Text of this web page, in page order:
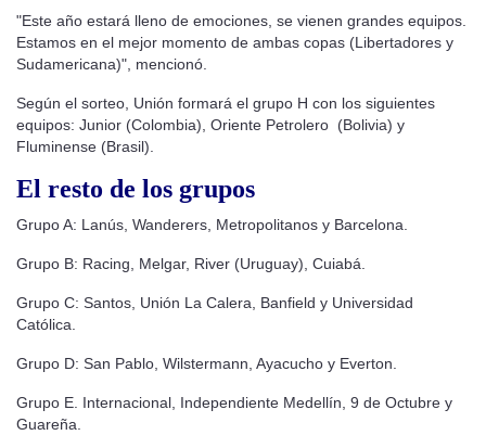
"Este año estará lleno de emociones, se vienen grandes equipos.
Estamos en el mejor momento de ambas copas (Libertadores y
Sudamericana)", mencionó.
Según el sorteo, Unión formará el grupo H con los siguientes
equipos: Junior (Colombia), Oriente Petrolero (Bolivia) y
Fluminense (Brasil).
El resto de los grupos
Grupo A: Lanús, Wanderers, Metropolitanos y Barcelona.
Grupo B: Racing, Melgar, River (Uruguay), Cuiabá.
Grupo C: Santos, Unión La Calera, Banfield y Universidad
Católica.
Grupo D: San Pablo, Wilstermann, Ayacucho y Everton.
Grupo E. Internacional, Independiente Medellín, 9 de Octubre y
Guareña.